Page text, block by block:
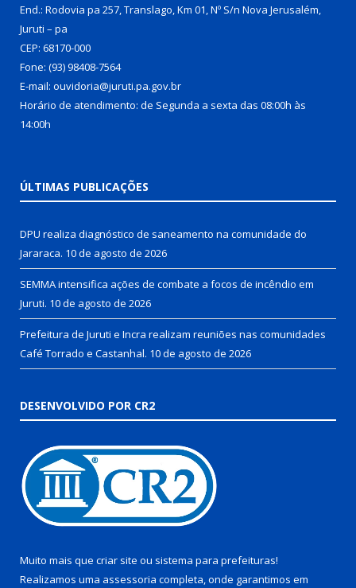
End.: Rodovia pa 257, Translago, Km 01, Nº S/n Nova Jerusalém,
Juruti – pa
CEP: 68170-000
Fone: (93) 98408-7564
E-mail: ouvidoria@juruti.pa.gov.br
Horário de atendimento: de Segunda a sexta das 08:00h às
14:00h
ÚLTIMAS PUBLICAÇÕES
DPU realiza diagnóstico de saneamento na comunidade do
Jararaca. 10 de agosto de 2026
SEMMA intensifica ações de combate a focos de incêndio em
Juruti. 10 de agosto de 2026
Prefeitura de Juruti e Incra realizam reuniões nas comunidades
Café Torrado e Castanhal. 10 de agosto de 2026
DESENVOLVIDO POR CR2
Muito mais que criar site ou sistema para prefeituras!
Realizamos uma assessoria completa, onde garantimos em